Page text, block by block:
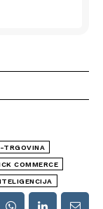
TRGOVINA
COMMERCE